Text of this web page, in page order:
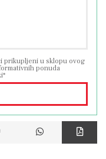
prikupljeni u sklopu ovog
ponuda